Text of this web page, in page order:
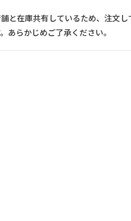
と在庫共有しているため、注文
あらかじめご了承ください。